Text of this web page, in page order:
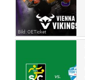
Bild: OETicket